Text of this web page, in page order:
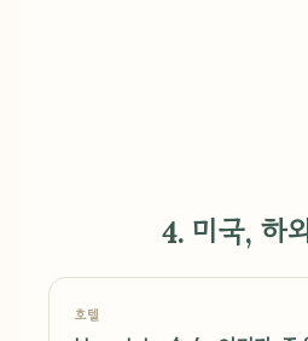
4. 미국, 하
호텔